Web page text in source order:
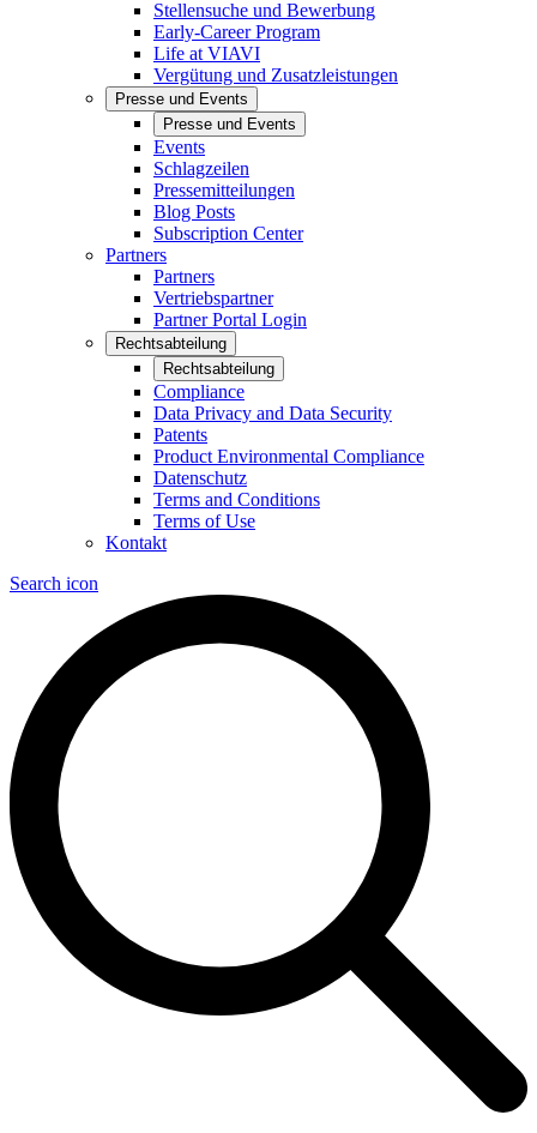
Stellensuche und Bewerbung
Early-Career Program
Life at VIAVI
Vergütung und Zusatzleistungen
Presse und Events
Presse und Events
Events
Schlagzeilen
Pressemitteilungen
Blog Posts
Subscription Center
Partners
Partners
Vertriebspartner
Partner Portal Login
Rechtsabteilung
Rechtsabteilung
Compliance
Data Privacy and Data Security
Patents
Product Environmental Compliance
Datenschutz
Terms and Conditions
Terms of Use
Kontakt
Search icon